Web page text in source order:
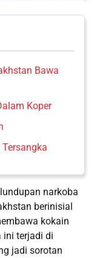
Bawa
Koper
narkoba
berinisial
kokain
ini terjadi di
jadi sorotan